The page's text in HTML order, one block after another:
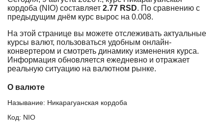
кордоба (NIO) составляет 2.77 RSD. По сравнению с
предыдущим днём курс вырос на 0.008.
На этой странице вы можете отслеживать актуальные
курсы валют, пользоваться удобным онлайн-
конвертером и смотреть динамику изменения курса.
Информация обновляется ежедневно и отражает
реальную ситуацию на валютном рынке.
О валюте
Называние: Никарагуанская кордоба
Код: NIO